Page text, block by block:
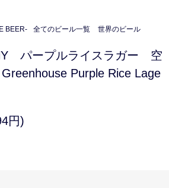
BEER- 全てのビール一覧 世界のビール
パープルライスラガー 空
Purple Rice Lage
円)